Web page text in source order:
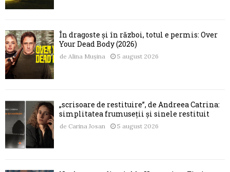
În dragoste și în război, totul e permis: Over
Your Dead Body (2026)
de Alina Mușina 5 august 2026
„scrisoare de restituire”, de Andreea Catrina:
simplitatea frumuseții și sinele restituit
de Carina Josan 5 august 2026